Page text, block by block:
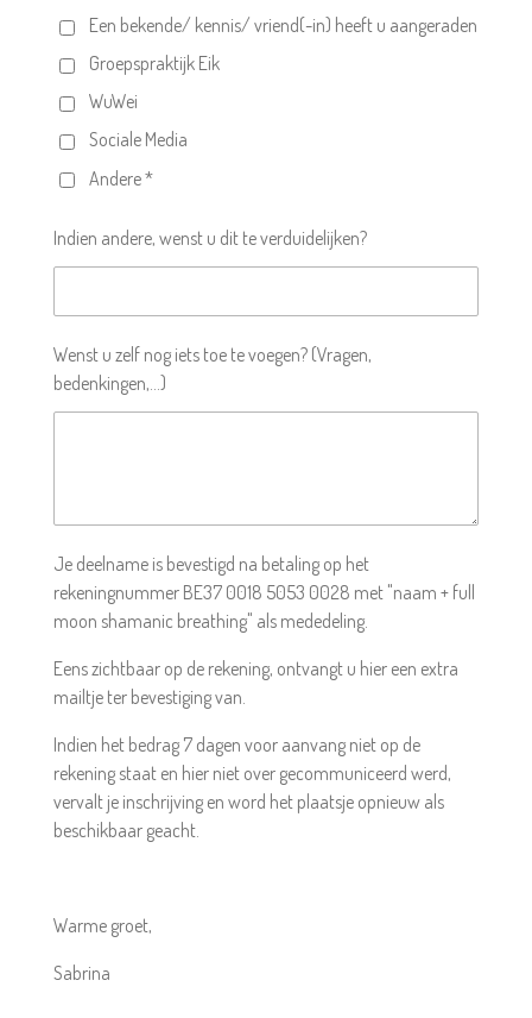
Een bekende/ kennis/ vriend(-in) heeft u aangeraden
Groepspraktijk Eik
WuWei
Sociale Media
Andere *
Indien andere, wenst u dit te verduidelijken?
Wenst u zelf nog iets toe te voegen? (Vragen,
bedenkingen,...)
Je deelname is bevestigd na betaling op het
rekeningnummer BE37 0018 5053 0028 met "naam + full
moon shamanic breathing" als mededeling.
Eens zichtbaar op de rekening, ontvangt u hier een extra
mailtje ter bevestiging van.
Indien het bedrag 7 dagen voor aanvang niet op de
rekening staat en hier niet over gecommuniceerd werd,
vervalt je inschrijving en word het plaatsje opnieuw als
beschikbaar geacht.
Warme groet,
Sabrina